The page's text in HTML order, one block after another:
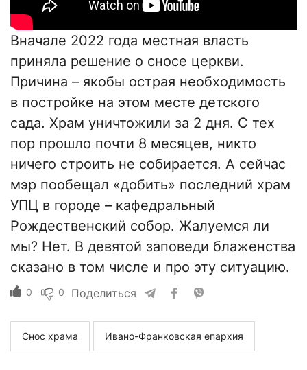
Вначале 2022 года местная власть
приняла решение о сносе церкви.
Причина – якобы острая необходимость
в постройке на этом месте детского
сада. Храм уничтожили за 2 дня. С тех
пор прошло почти 8 месяцев, никто
ничего строить не собирается. А сейчас
мэр пообещал «добить» последний храм
УПЦ в городе – кафедральный
Рождественский собор. Жалуемся ли
мы? Нет. В девятой заповеди блаженства
сказано в том числе и про эту ситуацию.
0 0 Поделиться
Снос храма Ивано-Франковская епархия